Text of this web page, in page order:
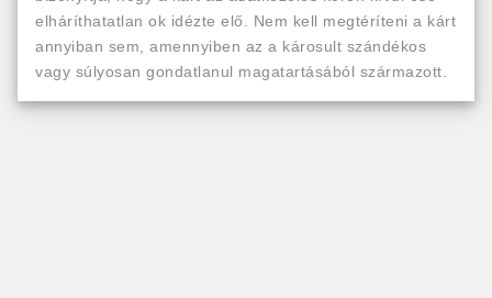
elháríthatatlan ok idézte elő. Nem kell megtéríteni a kárt
annyiban sem, amennyiben az a károsult szándékos
vagy súlyosan gondatlanul magatartásából származott.